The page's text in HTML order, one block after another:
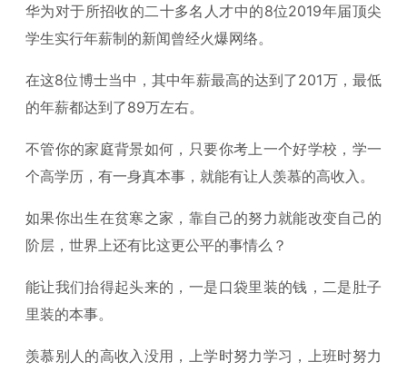
华为对于所招收的二十多名人才中的8位2019年届顶尖
学生实行年薪制的新闻曾经火爆网络。
在这8位博士当中，其中年薪最高的达到了201万，最低
的年薪都达到了89万左右。
不管你的家庭背景如何，只要你考上一个好学校，学一
个高学历，有一身真本事，就能有让人羡慕的高收入。
如果你出生在贫寒之家，靠自己的努力就能改变自己的
阶层，世界上还有比这更公平的事情么？
能让我们抬得起头来的，一是口袋里装的钱，二是肚子
里装的本事。
羡慕别人的高收入没用，上学时努力学习，上班时努力